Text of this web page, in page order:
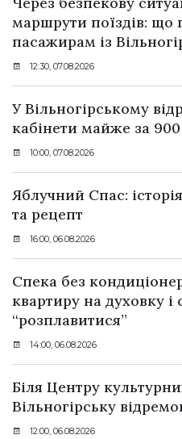
маршрути поїздів: що
пасажирам із
12:30, 07.08.2026
У Вільногірському
кабінети майже за
10:00, 07.08.2026
Яблучний Спас:
та рецепт
16:00, 06.08.2026
Спека без
квартиру на духовку
“розплавитися”
14:00, 06.08.2026
Біля Центру
Вільногірську
12:00, 06.08.2026